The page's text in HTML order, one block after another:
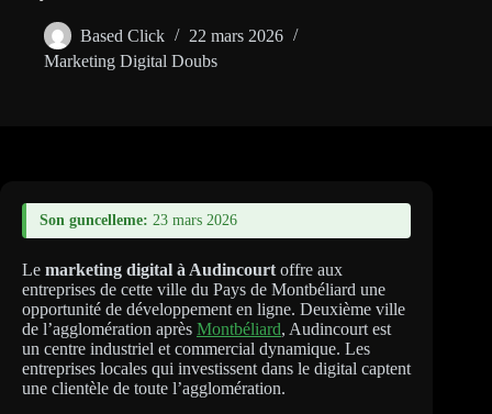
Based Click
22 mars 2026
Marketing Digital Doubs
Son guncelleme: 23 mars 2026
Le marketing digital à Audincourt offre aux
entreprises de cette ville du Pays de Montbéliard une
opportunité de développement en ligne. Deuxième ville
de l’agglomération après Montbéliard, Audincourt est
un centre industriel et commercial dynamique. Les
entreprises locales qui investissent dans le digital captent
une clientèle de toute l’agglomération.